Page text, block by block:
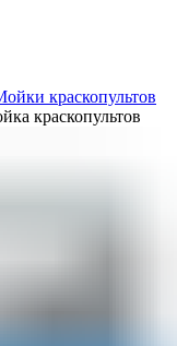
краскопультов
краскопультов